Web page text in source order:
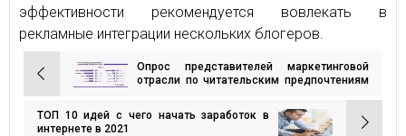
эффективности рекомендуется вовлекать в
рекламные интеграции нескольких блогеров.
Навигация
по
записям
Опрос представителей маркетинговой
отрасли по читательским предпочтениям
ТОП 10 идей с чего начать заработок в
интернете в 2021